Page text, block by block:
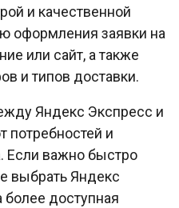
и качественной
оформления заявки на
или сайт, а также
и типов доставки.
Яндекс Экспресс и
потребностей и
Если важно быстро
выбрать Яндекс
доступная